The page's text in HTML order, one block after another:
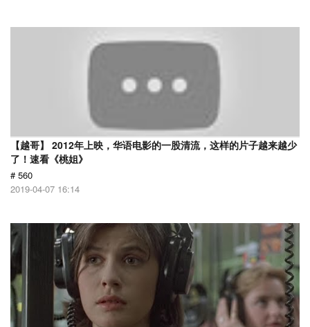
【越哥】 2012年上映，华语电影的一股清流，这样的片子越来越少
了！速看《桃姐》
# 560
2019-04-07 16:14